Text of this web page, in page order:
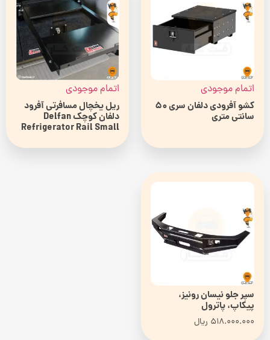
اتمام موجودی
کشو آفرودی دلفان سری 50
سانتی متری
اتمام موجودی
ریل یخچال مسافرتی آفرود
دلفان کوچک Delfan
Refrigerator Rail Small
سپر جلو نیسان رونیز،
پیکاپ، پاترول
518.000.000 ریال